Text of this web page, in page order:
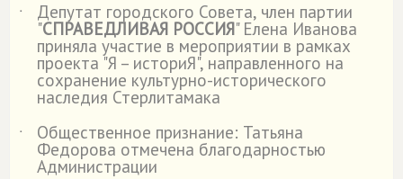
˙
Депутат городского Совета, член партии
"СПРАВЕДЛИВАЯ РОССИЯ" Елена Иванова
приняла участие в мероприятии в рамках
проекта "Я – историЯ", направленного на
сохранение культурно-исторического
наследия Стерлитамака
˙
Общественное признание: Татьяна
Федорова отмечена благодарностью
Администрации